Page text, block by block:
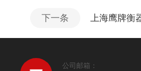
下一条 上海鹰牌衡
公司邮箱：